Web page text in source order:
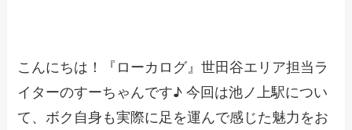
こんにちは！『ローカログ』世田谷エリア担当ラ
イターのすーちゃんです♪ 今回は池ノ上駅につい
て、ボク自身も実際に足を運んで感じた魅力をお